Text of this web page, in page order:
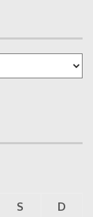
S
D